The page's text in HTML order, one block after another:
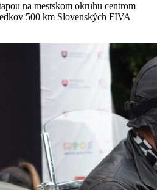
na mestskom okruhu centrom
500 km Slovenských FIVA